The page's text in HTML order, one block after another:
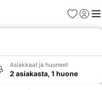
Suosikit
Asiakkaat ja huoneet
2 asiakasta, 1 huone